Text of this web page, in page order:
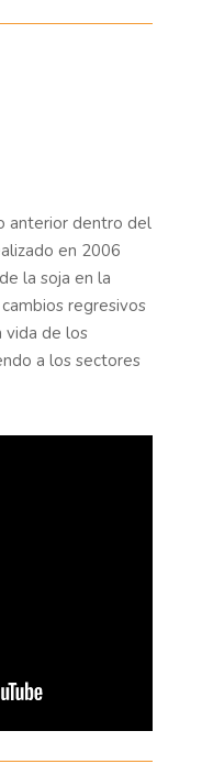
anterior dentro del
en 2006
la soja en la
regresivos
vida de los
a los sectores